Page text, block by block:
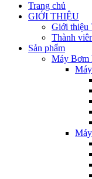
Trang chủ
GIỚI THIỆU
Giới thiệu
Thành
Sản phẩm
Máy Bơm